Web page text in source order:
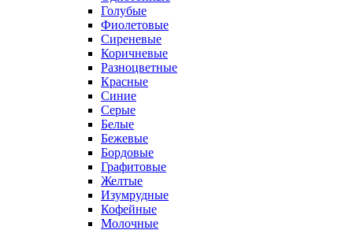
Голубые
Фиолетовые
Сиреневые
Коричневые
Разноцветные
Красные
Синие
Серые
Белые
Бежевые
Бордовые
Графитовые
Желтые
Изумрудные
Кофейные
Молочные